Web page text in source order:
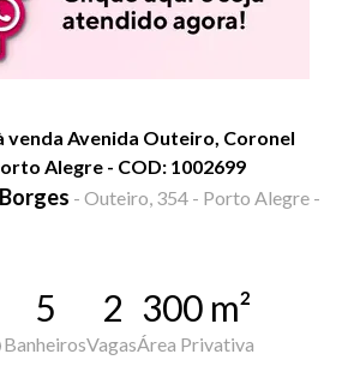
venda Avenida Outeiro, Coronel
Alegre - COD: 1002699
- Outeiro, 354 - Porto Alegre -
5
Banheiros
2
Vagas
300 m²
Área Privativa